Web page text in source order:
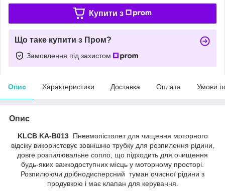
Купити з
Що таке купити з Пром?
Замовлення під захистом
Опис Характеристики Доставка Оплата Умови
Опис
KLCB KA-B013Пневмопістолет для чищення моторного
відсіку використовує зовнішню трубку для розпилення рідини,
довге розпилювальне сопло, що підходить для очищення
будь-яких важкодоступних місць у моторному просторі.
Розпилюючи дрібнодисперсний туман очисної рідини з
продувкою і має клапан для керування.